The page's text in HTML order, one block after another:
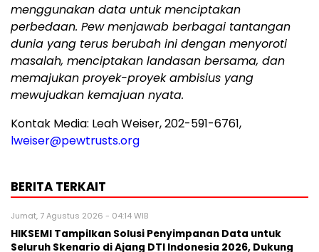
menggunakan data untuk menciptakan
perbedaan. Pew menjawab berbagai tantangan
dunia yang terus berubah ini dengan menyoroti
masalah, menciptakan landasan bersama, dan
memajukan proyek-proyek ambisius yang
mewujudkan kemajuan nyata.
Kontak Media: Leah Weiser, 202-591-6761,
lweiser@pewtrusts.org
BERITA TERKAIT
Jumat, 7 Agustus 2026 - 04:14 WIB
HIKSEMI Tampilkan Solusi Penyimpanan Data untuk
Seluruh Skenario di Ajang DTI Indonesia 2026, Dukung